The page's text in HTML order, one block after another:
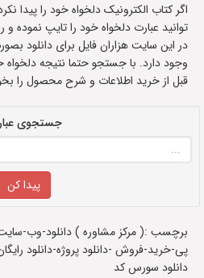
اگر کتاب الکترونیک دلخواه خود را پیدا
توانید عبارت دلخواه خود را تایپ
در این سایت هزاران فایل برای دانلود
وجود دارد. با جستجو حتما نتیجه دلخواه
قبل از خرید اطلاعات و شرح محصول را
جستجوی
پی-خرید-فروش -دانلود پروژه-دانلود
دانلود سورس کد